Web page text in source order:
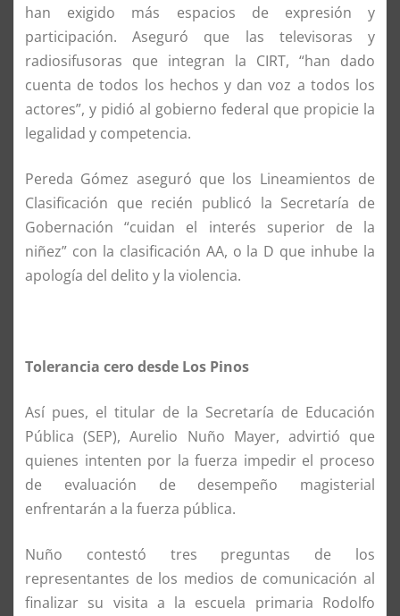
han exigido más espacios de expresión y
participación. Aseguró que las televisoras y
radiosifusoras que integran la CIRT, “han dado
cuenta de todos los hechos y dan voz a todos los
actores”, y pidió al gobierno federal que propicie la
legalidad y competencia.
Pereda Gómez aseguró que los Lineamientos de
Clasificación que recién publicó la Secretaría de
Gobernación “cuidan el interés superior de la
niñez” con la clasificación AA, o la D que inhube la
apología del delito y la violencia.
Tolerancia cero desde Los Pinos
Así pues, el titular de la Secretaría de Educación
Pública (SEP), Aurelio Nuño Mayer, advirtió que
quienes intenten por la fuerza impedir el proceso
de evaluación de desempeño magisterial
enfrentarán a la fuerza pública.
Nuño contestó tres preguntas de los
representantes de los medios de comunicación al
finalizar su visita a la escuela primaria Rodolfo